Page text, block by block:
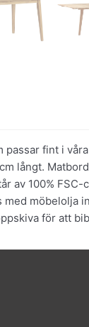
passar fint i
långt.
av 100%
möbelolja
för att